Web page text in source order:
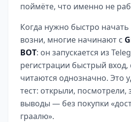
поймёте, что именно не
Когда нужно быстро
возни, многие начинают с
BOT: он запускается из
регистрации быстрый вход,
читаются однозначно. Это
тест: открыли, посмотрели,
выводы — без покупки
граалю».